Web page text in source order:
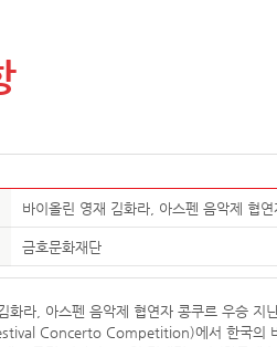
바이올린 영재 김화라, 아스펜 음악제 협
금호문화재단
화라, 아스펜 음악제 협연자 콩쿠르 우승 지
Concerto Competition)에서 한국의